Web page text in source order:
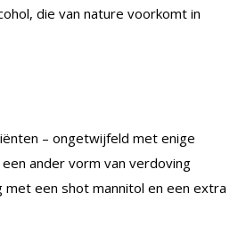
die van nature voorkomt in
– ongetwijfeld met enige
ander vorm van verdoving
een shot mannitol en een extra